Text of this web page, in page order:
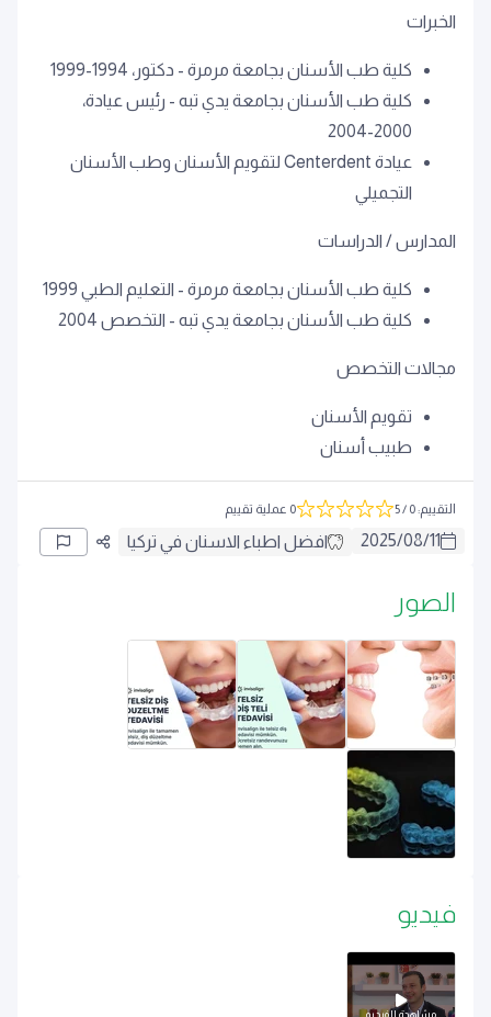
الخبرات
كلية طب الأسنان بجامعة مرمرة - دكتور، 1994-1999
كلية طب الأسنان بجامعة يدي تبه - رئيس عيادة،
2000-2004
عيادة Centerdent لتقويم الأسنان وطب الأسنان
التجميلي
المدارس / الدراسات
كلية طب الأسنان بجامعة مرمرة - التعليم الطبي 1999
كلية طب الأسنان بجامعة يدي تبه - التخصص 2004
مجالات التخصص
تقويم الأسنان
طبيب أسنان
التقييم:
0
/ 5 0 عملية تقييم
2025/08/11 افضل اطباء الاسنان في تركيا
الصور
فيديو
مشاهدة الفيديو